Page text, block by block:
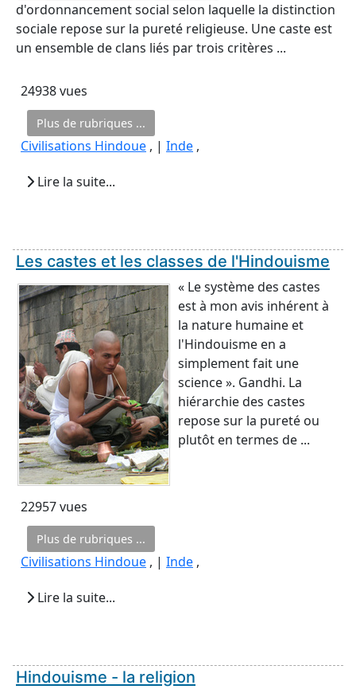
d'ordonnancement social selon laquelle la distinction
sociale repose sur la pureté religieuse. Une caste est
un ensemble de clans liés par trois critères ...
24938 vues
Plus de rubriques ...
Civilisations Hindoue , | Inde ,
Lire la suite...
Les castes et les classes de l'Hindouisme
« Le système des castes
est à mon avis inhérent à
la nature humaine et
l'Hindouisme en a
simplement fait une
science ». Gandhi. La
hiérarchie des castes
repose sur la pureté ou
plutôt en termes de ...
22957 vues
Plus de rubriques ...
Civilisations Hindoue , | Inde ,
Lire la suite...
Hindouisme - la religion